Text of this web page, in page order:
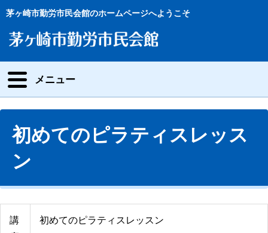
茅ヶ崎市勤労市民会館のホームページへようこそ
メニュー
初めてのピラティスレッス
ン
講
初めてのピラティスレッスン